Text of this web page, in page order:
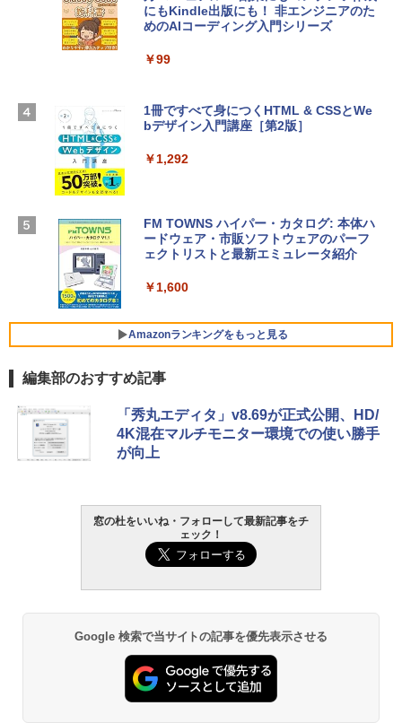
Apple 2026 MacBook Air M5チップ搭載
13インチノートブック：AIとApple Intell
スプレイ、16GBユニファイドメモリ、1
D - シルバー
SSD インテル Core 5
￥129,800
Core i5/16GB/SSD 512GB/ホワイト) FM
VWK3E15W_AZ
￥139,880
4(最新 永続版)|オンラインコード版|Wind
ows11、10/mac対応|PC2台
￥39,582
Robloxギフトカード - 2,000 Robux 【限
定バーチャルアイテムを含む】 【オンラ
ラインコード版
Windows版 | Minecraft (マインクラフ
ト): Java & Bedrock Edition | オンライ
にもKindle出版にも！ 非エンジニアのた
めのAIコーディング入門シリーズ
￥99
1冊ですべて身につくHTML & CSSとWe
bデザイン入門講座［第2版］
￥1,292
FM TOWNS ハイパー・カタログ: 本体ハ
ードウェア・市販ソフトウェアのパーフ
ェクトリストと最新エミュレータ紹介
￥1,600
Amazonランキングをもっと見る
Amazon Kindle Paperwhite (16GB) 7イ
ンチディスプレイ、色調調節ライト、12
週間持続バッテリー、広告なし、ブラッ
ク
Amazon Kindle - 目に優しい、かさばら
ない、大きな画面で読みやすい、6週間持
続バッテリー、6インチディスプレイ電子
￥16,980
Kindle Paperwhite シグニチャーエディ
ション (32GB) 7インチディスプレイ、明
編集部のおすすめ記事
「秀丸エディタ」v8.69が正式公開、HD/
4K混在マルチモニター環境での使い勝手
が向上
窓の杜をいいね・フォローして最新記事をチ
ェック！
Google 検索で当サイトの記事を優先表示させる